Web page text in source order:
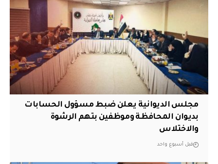
مجلس الديوانية يعلن ضبط مسؤول الحسابات
بديوان المحافظة وموظفين بتهم الرشوة
والاختلاس
قبل أسبوع واحد